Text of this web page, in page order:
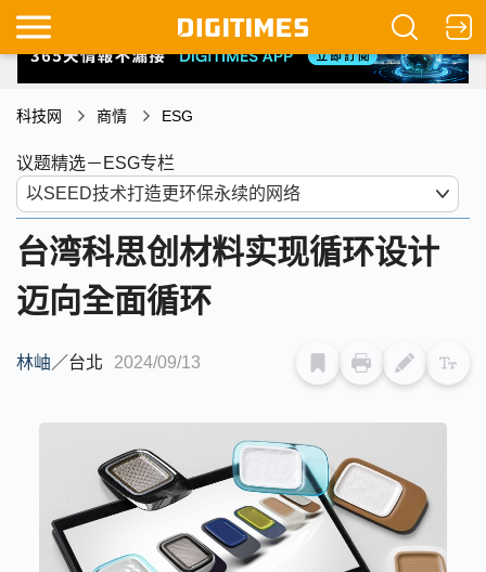
科技网 商情 ESG
议题精选－ESG专栏
台湾科思创材料实现循环设计
迈向全面循环
林岫／台北 2024/09/13